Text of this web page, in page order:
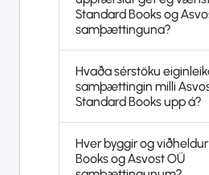
Standard Books og
samþættinguna?
Hvaða sérstöku
samþættingin milli
Standard Books upp á?
Hver byggir og
Books og Asvost OÜ